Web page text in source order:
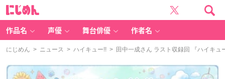
作品名 声優 舞台俳優 作者名
にじめん > ニュース > ハイキュー!! > 田中一成さん ラスト収録回 『ハイキュ